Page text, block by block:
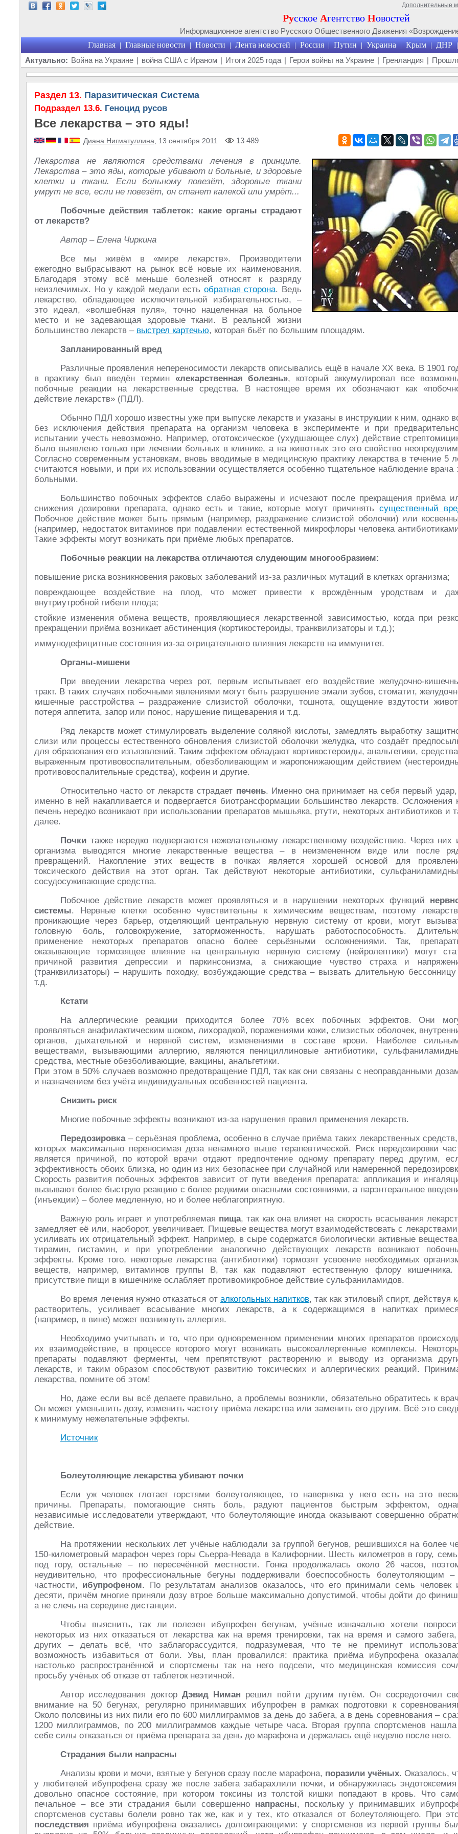
Дополнительные
Русское Агентство Новостей
Информационное агентство Русского Общественного Движения
Главная | Главные новости | Новости | Лента новостей | Россия | Путин | Украина | Крым | ДНР |
Актуально: Война на Украине | война США с Ираном | Итоги 2025 года | Герои войны на Украине | Гренландия |
Раздел 13. Паразитическая Система
Подраздел 13.6. Геноцид русов
Все лекарства – это яды!
Диана Нигматуллина , 13 сентября 2011 13 489
Лекарства не являются средствами лечения в принципе.
Лекарства – это яды, которые убивают и больные, и здоровые
клетки и ткани. Если больному повезёт, здоровые ткани
умрут не все, если не повезёт, он станет калекой или умрёт...
Побочные действия таблеток: какие органы страдают
от лекарств?
Автор – Елена Чиркина
Все мы живём в «мире лекарств». Производители
ежегодно выбрасывают на рынок всё новые их наименования.
Благодаря этому всё меньше болезней относят к разряду
неизлечимых. Но у каждой медали есть обратная сторона. Ведь
лекарство, обладающее исключительной избирательностью, –
это идеал, «волшебная пуля», точно нацеленная на больное
место и не задевающая здоровые ткани. В реальной жизни
большинство лекарств – выстрел картечью, которая бьёт по большим площадям.
Запланированный вред
Различные проявления непереносимости лекарств описывались ещё в начале ХХ века. В 1901
в практику был введён термин «лекарственная болезнь», который аккумулировал все
побочные реакции на лекарственные средства. В настоящее время их обозначают как
действие лекарств» (ПДЛ).
Обычно ПДЛ хорошо известны уже при выпуске лекарств и указаны в инструкции к ним, однако
без исключения действия препарата на организм человека в эксперименте и при
испытании учесть невозможно. Например, ототоксическое (ухудшающее слух) действие
было выявлено только при лечении больных в клинике, а на животных это его свойство
Согласно современным установкам, вновь вводимые в медицинскую практику лекарства в течение 5
считаются новыми, и при их использовании осуществляется особенно тщательное наблюдение врача
больными.
Большинство побочных эффектов слабо выражены и исчезают после прекращения приёма
снижения дозировки препарата, однако есть и такие, которые могут причинятьсущественный
Побочное действие может быть прямым (например, раздражение слизистой оболочки) или
(например, недостаток витаминов при подавлении естественной микрофлоры человека
Такие эффекты могут возникать при приёме любых препаратов.
Побочные реакции на лекарства отличаются слудеющим многообразием:
повышение риска возникновения раковых заболеваний из-за различных мутаций в клетках организма;
повреждающее воздействие на плод, что может привести к врождённым уродствам и
внутриутробной гибели плода;
стойкие изменения обмена веществ, проявляющиеся лекарственной зависимостью, когда при
прекращении приёма возникает абстиненция (кортикостероиды, транквилизаторы и т.д.);
иммунодефицитные состояния из-за отрицательного влияния лекарств на иммунитет.
Органы-мишени
При введении лекарства через рот, первым испытывает его воздействие желудочно-
тракт. В таких случаях побочными явлениями могут быть разрушение эмали зубов, стоматит,
кишечные расстройства – раздражение слизистой оболочки, тошнота, ощущение вздутости
потеря аппетита, запор или понос, нарушение пищеварения и т.д.
Ряд лекарств может стимулировать выделение соляной кислоты, замедлять выработку
слизи или процессы естественного обновления слизистой оболочки желудка, что создаёт
для образования его изъязвлений. Таким эффектом обладают кортикостероиды, анальгетики,
выраженным противовоспалительным, обезболивающим и жаропонижающим действием
противовоспалительные средства), кофеин и другие.
Относительно часто от лекарств страдает печень. Именно она принимает на себя первый
именно в ней накапливается и подвергается биотрансформации большинство лекарств. Осложнения
печень нередко возникают при использовании препаратов мышьяка, ртути, некоторых антибиотиков и
далее.
Почки также нередко подвергаются нежелательному лекарственному воздействию. Через них
организма выводятся многие лекарственные вещества – в неизмененном виде или после
превращений. Накопление этих веществ в почках является хорошей основой для
токсического действия на этот орган. Так действуют некоторые антибиотики,
сосудосуживающие средства.
Побочное действие лекарств может проявляться и в нарушении некоторых функций
системы. Нервные клетки особенно чувствительны к химическим веществам, поэтому
проникающие через барьер, отделяющий центральную нервную систему от крови, могут
головную боль, головокружение, заторможенность, нарушать работоспособность.
применение некоторых препаратов опасно более серьёзными осложнениями. Так,
оказывающие тормозящее влияние на центральную нервную систему (нейролептики) могут
причиной развития депрессии и паркинсонизма, а снижающие чувство страха и
(транквилизаторы) – нарушить походку, возбуждающие средства – вызвать длительную
т.д.
Кстати
На аллергические реакции приходится более 70% всех побочных эффектов. Они
проявляться анафилактическим шоком, лихорадкой, поражениями кожи, слизистых оболочек,
органов, дыхательной и нервной систем, изменениями в составе крови. Наиболее
веществами, вызывающими аллергию, являются пенициллиновые антибиотики,
средства, местные обезболивающие, вакцины, анальгетики.
При этом в 50% случаев возможно предотвращение ПДЛ, так как они связаны с неоправданными
и назначением без учёта индивидуальных особенностей пациента.
Снизить риск
Многие побочные эффекты возникают из-за нарушения правил применения лекарств.
Передозировка– серьёзная проблема, особенно в случае приёма таких лекарственных
которых максимально переносимая доза ненамного выше терапевтической. Риск передозировки
является причиной, по которой врачи отдают предпочтение одному препарату перед другим,
эффективность обоих близка, но один из них безопаснее при случайной или намеренной
Скорость развития побочных эффектов зависит от пути введения препарата: аппликация и
вызывают более быструю реакцию с более редкими опасными состояниями, а парэнтеральное
(инъекции) – более медленную, но и более неблагоприятную.
Важную роль играет и употребляемая пища, так как она влияет на скорость всасывания
замедляет её или, наоборот, увеличивает. Пищевые вещества могут взаимодействовать с
усиливать их отрицательный эффект. Например, в сыре содержатся биологически активные
тирамин, гистамин, и при употреблении аналогично действующих лекарств возникают
эффекты. Кроме того, некоторые лекарства (антибиотики) тормозят усвоение необходимых
веществ, например, витаминов группы В, так как подавляют естественную флору
присутствие пищи в кишечнике ослабляет противомикробное действие сульфаниламидов.
Во время лечения нужно отказаться от алкогольных напитков, так как этиловый спирт, действуя
растворитель, усиливает всасывание многих лекарств, а к содержащимся в напитках
(например, в вине) может возникнуть аллергия.
Необходимо учитывать и то, что при одновременном применении многих препаратов
их взаимодействие, в процессе которого могут возникать высокоаллергенные комплексы.
препараты подавляют ферменты, чем препятствуют растворению и выводу из организма
лекарств, и таким образом способствуют развитию токсических и аллергических реакций.
лекарства, помните об этом!
Но, даже если вы всё делаете правильно, а проблемы возникли, обязательно обратитесь к
Он может уменьшить дозу, изменить частоту приёма лекарства или заменить его другим. Всё это
к минимуму нежелательные эффекты.
Источник
Болеутоляющие лекарства убивают почки
Если уж человек глотает горстями болеутоляющее, то наверняка у него есть на это
причины. Препараты, помогающие снять боль, радуют пациентов быстрым эффектом,
независимые исследователи утверждают, что болеутоляющие иногда оказывают совершенно
действие.
На протяжении нескольких лет учёные наблюдали за группой бегунов, решившихся на более
150-километровый марафон через горы Сьерра-Невада в Калифорнии. Шесть километров в гору,
под гору, остальные – по пересечённой местности. Гонка продолжалась около 26 часов,
неудивительно, что профессиональные бегуны поддерживали боеспособность болеутоляющим
частности, ибупрофеном. По результатам анализов оказалось, что его принимали семь человек
десяти, причём многие приняли дозу втрое больше максимально допустимой, чтобы дойти до
а не слечь на середине дистанции.
Чтобы выяснить, так ли полезен ибупрофен бегунам, учёные изначально хотели
некоторых из них отказаться от лекарства как на время тренировки, так на время и самого
других – делать всё, что заблагорассудится, подразумевая, что те не преминут
возможность избавиться от боли. Увы, план провалился: практика приёма ибупрофена
настолько распространённой и спортсмены так на него подсели, что медицинская комиссия
просьбу учёных об отказе от таблеток неэтичной.
Автор исследования доктор Дэвид Ниман решил пойти другим путём. Он сосредоточил
внимание на 50 бегунах, регулярно принимавших ибупрофен в рамках подготовки к
Около половины из них пили его по 600 миллиграммов за день до забега, а в день соревнования –
1200 миллиграммов, по 200 миллиграммов каждые четыре часа. Вторая группа спортсменов
себе силы отказаться от приёма препарата за день до марафона и держалась ещё неделю после него.
Страдания были напрасны
Анализы крови и мочи, взятые у бегунов сразу после марафона, поразили учёных. Оказалось,
у любителей ибупрофена сразу же после забега забарахлили почки, и обнаружилась
довольно опасное состояние, при котором токсины из толстой кишки попадают в кровь. Что
печальное – все эти страдания были совершенно напрасны, поскольку у принимавших
спортсменов суставы болели ровно так же, как и у тех, кто отказался от болеутоляющего. При
последствия приёма ибупрофена оказались долгоиграющими: у спортсменов из первой группы